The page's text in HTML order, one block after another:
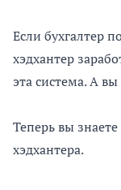
Если бухгалтер
хэдхантер
эта система. А
Теперь вы
хэдхантера.